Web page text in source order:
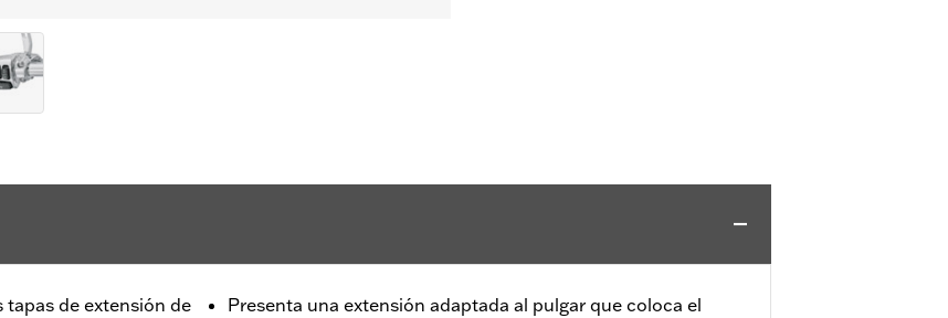
tapas de extensión de
Presenta una extensión adaptada al pulgar que coloca el